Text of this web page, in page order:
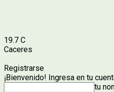
19.7 C
Caceres
Registrarse
¡Bienvenido! Ingresa en tu
tu